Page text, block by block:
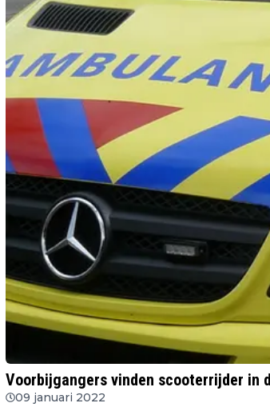
Voorbijgangers vinden scooterrijder in
09 januari 2022